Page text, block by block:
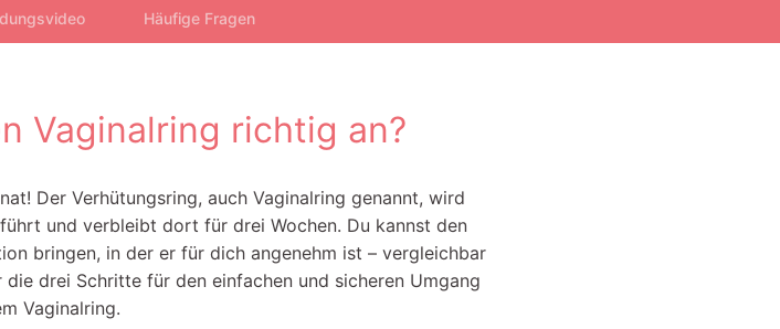
Häufige Fragen
Vaginalring richtig an?
Der Verhütungsring, auch Vaginalring genannt, wird
und verbleibt dort für drei Wochen. Du kannst den
bringen, in der er für dich angenehm ist – vergleichbar
drei Schritte für den einfachen und sicheren Umgang
Vaginalring.